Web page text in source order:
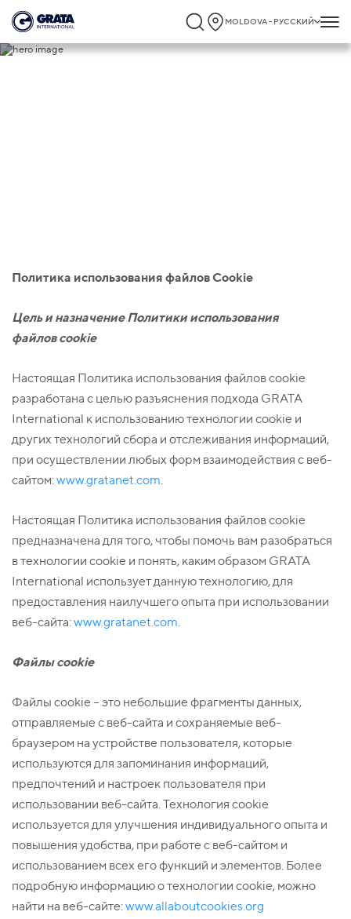
MOLDOVA - РУССКИЙ
Политика использования файловCookie
Цель и назначение Политики использования
файловcookie
Настоящая Политика использования файлов cookie
разработана с целью разъяснения подхода GRATA
International к использованию технологии cookie и
других технологий сбора и отслеживания информаций,
при осуществлении любых форм взаимодействия с веб-
сайтом:www.gratanet.com.
Настоящая Политика использования файлов cookie
предназначена для того, чтобы помочь вам разобраться
в технологии cookie и понять, каким образом GRATA
International использует данную технологию, для
предоставления наилучшего опыта при использовании
веб-сайта:www.gratanet.com.
Файлыcookie
Файлы cookie – это небольшие фрагменты данных,
отправляемые с веб-сайта и сохраняемые веб-
браузером на устройстве пользователя, которые
используются для запоминания информаций,
предпочтений и настроек пользователя при
использовании веб-сайта. Технология cookie
используется для улучшения индивидуального опыта и
повышения удобства, при работе с веб-сайтом и
использованием всех его функций и элементов. Более
подробную информацию о технологии cookie, можно
найти на веб-сайте:www.allaboutcookies.org